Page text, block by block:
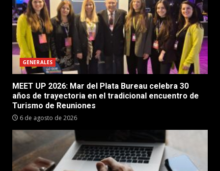
GENERALES
MEET UP 2026: Mar del Plata Bureau celebra 30
años de trayectoria en el tradicional encuentro de
Turismo de Reuniones
6 de agosto de 2026